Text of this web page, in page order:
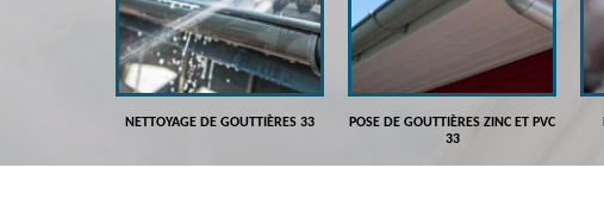
NETTOYAGE DE GOUTTIÈRES 33
POSE DE GOUTTIÈRES ZINC ET PVC
33